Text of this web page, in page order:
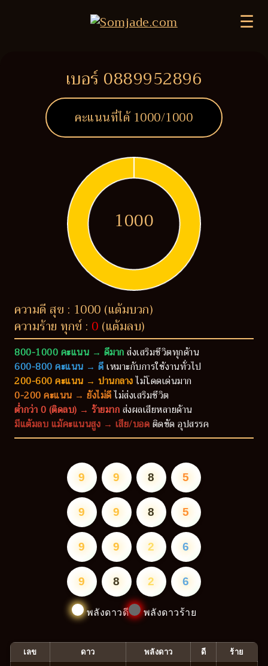
☰
เบอร์ 0889952896
คะแนนที่ได้ 1000/1000
1000
ความดี สุข : 1000 (แต้มบวก)
ความร้าย ทุกข์ : 0 (แต้มลบ)
800-1000 คะแนน → ดีมากส่งเสริมชีวิตทุกด้าน
600-800 คะแนน → ดีเหมาะกับการใช้งานทั่วไป
200-600 คะแนน → ปานกลางไม่โดดเด่นมาก
0-200 คะแนน → ยังไม่ดีไม่ส่งเสริมชีวิต
ต่ำกว่า 0 (ติดลบ) → ร้ายมากส่งผลเสียหลายด้าน
มีแต้มลบ แม้คะแนนสูง → เสีย/บอดติดขัด อุปสรรค
9 9 8 5
9 9 8 5
9 9 2 6
9 8 2 6
พลังดาวดี พลังดาวร้าย
เลข ดาว พลังดาว ดี ร้าย